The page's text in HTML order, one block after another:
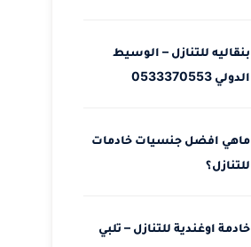
بنقاليه للتنازل – الوسيط
الدولي 0533370553
ماهي افضل جنسيات خادمات
للتنازل؟
خادمة اوغندية للتنازل – تلبي